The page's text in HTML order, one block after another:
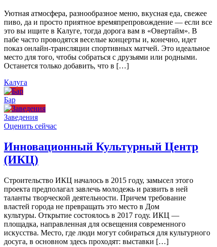
Уютная атмосфера, разнообразное меню, вкусная еда, свежее
пиво, да и просто приятное времяпрепровождение — если все
это вы ищите в Калуге, тогда дорога вам в «Овертайм». В
пабе часто проводятся веселые концерты и, конечно, идет
показ онлайн-трансляции спортивных матчей. Это идеальное
место для того, чтобы собраться с друзьями или родными.
Останется только добавить, что в […]
Калуга
Бар
Заведения
Оценить сейчас
Инновационный Культурный Центр
(ИКЦ)
Строительство ИКЦ началось в 2015 году, замысел этого
проекта предполагал завлечь молодежь и развить в ней
таланты творческой деятельности. Причем требование
властей города не превращать это место в Дом
культуры. Открытие состоялось в 2017 году. ИКЦ —
площадка, направленная для освещения современного
искусства. Место, где люди могут собираться для культурного
досуга, в основном здесь проходят: выставки […]